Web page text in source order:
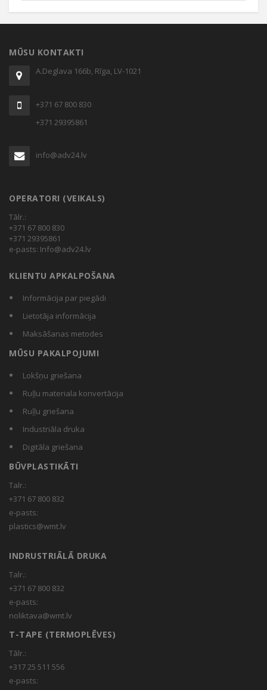
MŪSU KONTAKTI
A.Deglava 166b, Rīga, LV-1021
+371 67 800 830
+371 29395861
info@adv24.lv
OPERATORI (VEIKALS)
Tālr.:
+371 67 800 830
+371 29395861
e-pasts: Info@adv24.lv
KLIENTU APKALPOŠANA
Informācija par piegādi
Lietotāja informācija
Maksāšanas metodes
MŪSU PAKALPOJUMI
Lokšņu griešana
Ruļļu materiala konvertācija
Ruļļu griešana
Industriāla druka
Digitāla griešana
BŪVPLASTIKĀTI
Talr.:
+371 67 800 832
e-pasts:
plastics@wmt.lv
INDRUSTRIĀLĀ DRUKA
Talr.:
+371 67 800 832
e-pasts:
noliktava@wmt.lv
T-TAPE (TERMOPLĒVES)
Tālr.:
+317 25 511 556
e-pasts: